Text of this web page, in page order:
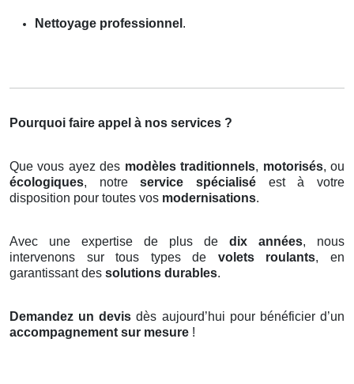
Nettoyage professionnel .
Pourquoi faire appel à nos services ?
Que vous ayez des modèles traditionnels, motorisés, ou
écologiques, notreservice spécialisé est à votre
disposition pour toutes vos modernisations.
Avec une expertise de plus de dix années, nous
intervenons sur tous types de volets roulants, en
garantissant des solutions durables.
Demandez un devis dès aujourd’hui pour bénéficier d’un
accompagnement sur mesure !